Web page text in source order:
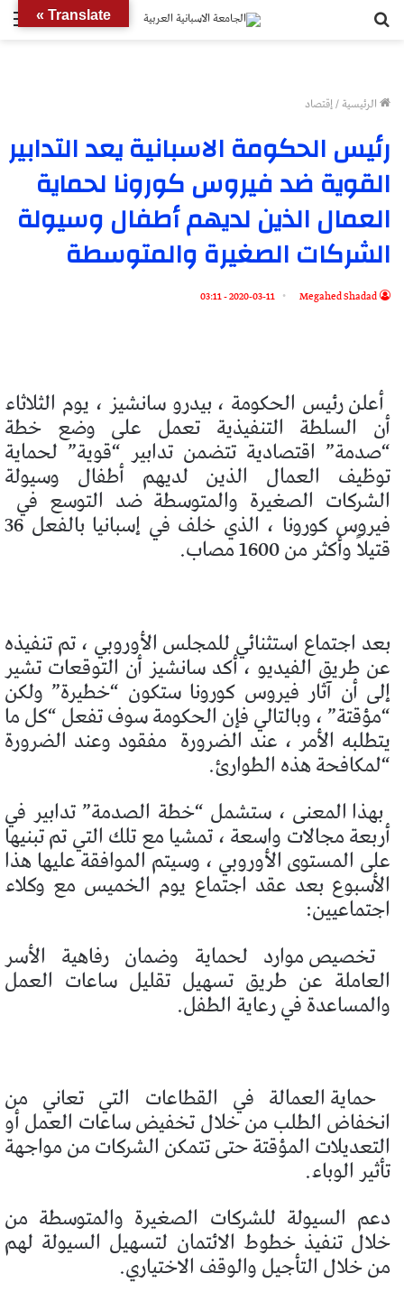
الرئيسية/إقتصاد
رئيس الحكومة الاسبانية يعد التدابير
القوية ضد فيروس كورونا لحماية
العمال الذين لديهم أطفال وسيولة
الشركات الصغيرة والمتوسطة
Megahed Shadad
2020-03-11 - 03:11
أعلن رئيس الحكومة ، بيدرو سانشيز ، يوم الثلاثاء
أن السلطة التنفيذية تعمل على وضع خطة
“صدمة” اقتصادية تتضمن تدابير “قوية” لحماية
توظيف العمال الذين لديهم أطفال وسيولة
الشركات الصغيرة والمتوسطة ضد التوسع في
فيروس كورونا ، الذي خلف في إسبانيا بالفعل 36
قتيلاً وأكثر من 1600 مصاب.
بعد اجتماع استثنائي للمجلس الأوروبي ، تم تنفيذه
عن طريق الفيديو ، أكد سانشيز أن التوقعات تشير
إلى أن آثار فيروس كورونا ستكون “خطيرة” ولكن
“مؤقتة” ، وبالتالي فإن الحكومة سوف تفعل “كل ما
يتطلبه الأمر ، عند الضرورة مفقود وعند الضرورة
“لمكافحة هذه الطوارئ.
بهذا المعنى ، ستشمل “خطة الصدمة” تدابير في
أربعة مجالات واسعة ، تمشيا مع تلك التي تم تبنيها
على المستوى الأوروبي ، وسيتم الموافقة عليها هذا
الأسبوع بعد عقد اجتماع يوم الخميس مع وكلاء
اجتماعيين:
تخصيص موارد لحماية وضمان رفاهية الأسر
العاملة عن طريق تسهيل تقليل ساعات العمل
والمساعدة في رعاية الطفل.
حماية العمالة في القطاعات التي تعاني من
انخفاض الطلب من خلال تخفيض ساعات العمل أو
التعديلات المؤقتة حتى تتمكن الشركات من مواجهة
تأثير الوباء.
دعم السيولة للشركات الصغيرة والمتوسطة من
خلال تنفيذ خطوط الائتمان لتسهيل السيولة لهم
من خلال التأجيل والوقف الاختياري.
Translate »